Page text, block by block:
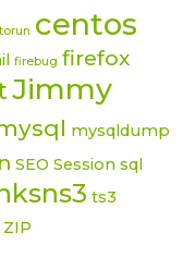
centos
firebug firefox
Jimmy
mysqldump
SEO Session sql
ts3
ZIP